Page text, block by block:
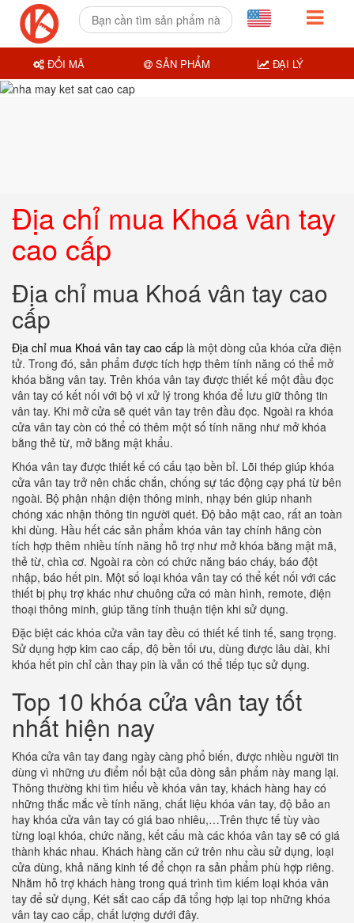
Địa chỉ mua Khoá vân tay
cao cấp
Địa chỉ mua Khoá vân tay cao
cấp
Địa chỉ mua Khoá vân tay cao cấp là một dòng của khóa cửa điện
tử. Trong đó, sản phẩm được tích hợp thêm tính năng có thể mở
khóa bằng vân tay. Trên khóa vân tay được thiết kế một đầu đọc
vân tay có kết nối với bộ vi xử lý trong khóa để lưu giữ thông tin
vân tay. Khi mở cửa sẽ quét vân tay trên đầu đọc. Ngoài ra khóa
cửa vân tay còn có thể có thêm một số tính năng như mở khóa
bằng thẻ từ, mở bằng mật khẩu.
Khóa vân tay được thiết kế có cấu tạo bền bỉ. Lõi thép giúp khóa
cửa vân tay trở nên chắc chắn, chống sự tác động cạy phá từ bên
ngoài. Bộ phận nhận diện thông minh, nhạy bén giúp nhanh
chóng xác nhận thông tin người quét. Độ bảo mật cao, rất an toàn
khi dùng. Hầu hết các sản phẩm khóa vân tay chính hãng còn
tích hợp thêm nhiều tính năng hỗ trợ như mở khóa bằng mật mã,
thẻ từ, chìa cơ. Ngoài ra còn có chức năng báo cháy, báo đột
nhập, báo hết pin. Một số loại khóa vân tay có thể kết nối với các
thiết bị phụ trợ khác như chuông cửa có màn hình, remote, điện
thoại thông minh, giúp tăng tính thuận tiện khi sử dụng.
Đặc biệt các khóa cửa vân tay đều có thiết kế tinh tế, sang trọng.
Sử dụng hợp kim cao cấp, độ bền tối ưu, dùng được lâu dài, khi
khóa hết pin chỉ cần thay pin là vẫn có thể tiếp tục sử dụng.
Top 10 khóa cửa vân tay tốt
nhất hiện nay
Khóa cửa vân tay đang ngày càng phổ biến, được nhiều người tin
dùng vì những ưu điểm nổi bật của dòng sản phẩm này mang lại.
Thông thường khi tìm hiểu về khóa vân tay, khách hàng hay có
những thắc mắc về tính năng, chất liệu khóa vân tay, độ bảo an
hay khóa cửa vân tay có giá bao nhiêu,…Trên thực tế tùy vào
từng loại khóa, chức năng, kết cấu mà các khóa vân tay sẽ có giá
thành khác nhau. Khách hàng căn cứ trên nhu cầu sử dụng, loại
cửa dùng, khả năng kinh tế để chọn ra sản phẩm phù hợp riêng.
Nhằm hỗ trợ khách hàng trong quá trình tìm kiếm loại khóa vân
tay để sử dụng, Két sắt cao cấp đã tổng hợp lại top những khóa
vân tay cao cấp, chất lượng dưới đây.
ĐỔI MÃ SẢN PHẨM ĐẠI LÝ